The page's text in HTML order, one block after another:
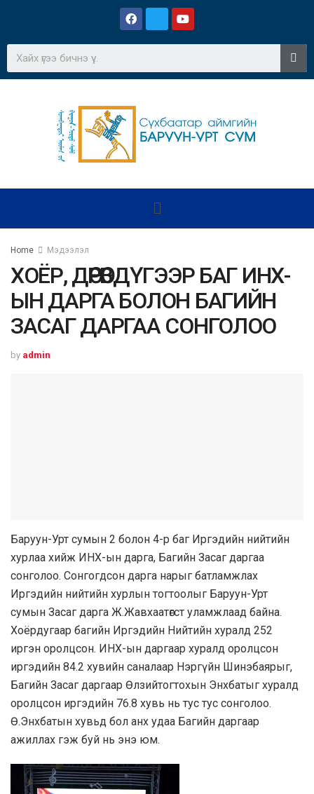
Home Мэдээлэл
ХОЁР, ДӨРӨВДҮГЭЭР БАГ ИНХ-
ЫН ДАРГА БОЛОН БАГИЙН
ЗАСАГ ДАРГАА СОНГОЛОО
by admin
Баруун-Урт сумын 2 болон 4-р баг Иргэдийн нийтийн
хурлаа хийж ИНХ-ын дарга, Багийн Засаг даргаа
сонголоо. Сонгогдсон дарга нарыг батламжлах
Иргэдийн нийтийн хурлын тогтоолыг Баруун-Урт
сумын Засаг дарга Ж.Жавхаатөгст уламжлаад байна.
Хоёрдугаар багийн Иргэдийн Нийтийн хуралд 252
иргэн оролцсон. ИНХ-ын даргаар хуралд оролцсон
иргэдийн 84.2 хувийн саналаар Нэргүйн Шинэбаярыг,
Багийн Засаг даргаар Өлзийтогтохын Энхбатыг хуралд
оролцсон иргэдийн 76.8 хувь нь тус тус сонголоо.
Ө.Энхбатын хувьд бол анх удаа Багийн даргаар
ажиллах гэж буй нь энэ юм.